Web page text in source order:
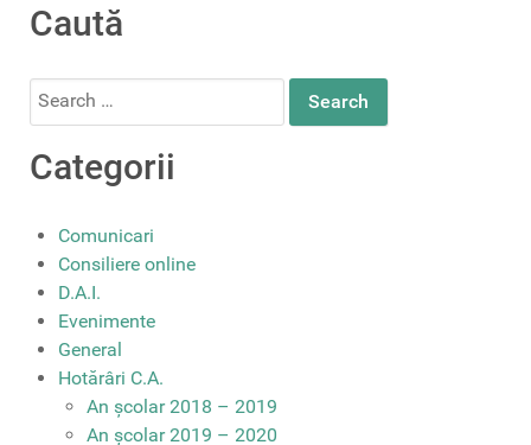
Caută
Search
Categorii
Comunicari
Consiliere online
D.A.I.
Evenimente
General
Hotărâri C.A.
An școlar 2018 – 2019
An școlar 2019 – 2020